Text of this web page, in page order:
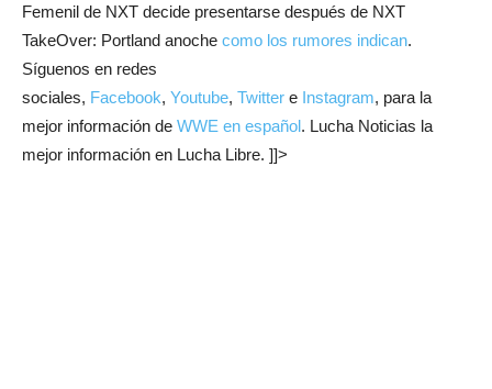
Femenil de NXT decide presentarse después de NXT
TakeOver: Portland anoche como los rumores indican.
Síguenos en redes
sociales, Facebook, Youtube, Twitter e Instagram, para la
mejor información de WWE en español. Lucha Noticias la
mejor información en Lucha Libre. ]]>